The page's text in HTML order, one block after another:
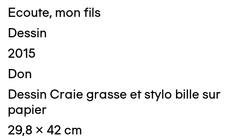
Ecoute, mon fils
Dessin
2015
Don
Dessin Craie grasse et stylo bille sur
papier
29,8 x 42 cm